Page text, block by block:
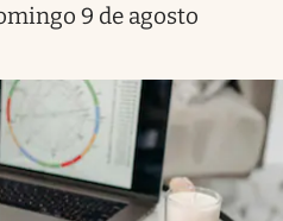
9 de agosto